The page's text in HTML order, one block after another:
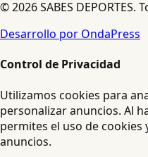
© 2026 SABES
Desarrollo por OndaPress
Control de Privacidad
Utilizamos cookies para
personalizar anuncios. Al
permites el uso de
anuncios.